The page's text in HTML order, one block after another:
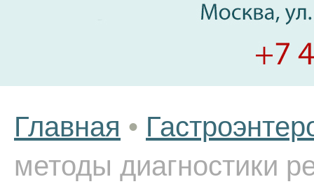
Главная •
методы диагностики